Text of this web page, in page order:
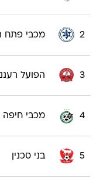
2 מכבי פתח
3 הפועל
4 מכבי חיפה
5 בני סכנין